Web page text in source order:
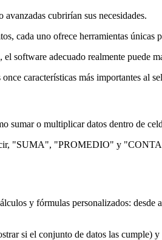
cubrirían sus necesidades.
cada uno ofrece herramientas
software adecuado realmente puede
características más importantes al
sumar o multiplicar datos dentro de
"SUMA", "PROMEDIO" y
y fórmulas personalizados:
si el conjunto de datos las